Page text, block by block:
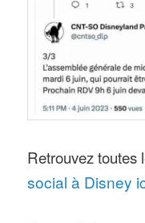
Retrouvez toutes
social à Disney